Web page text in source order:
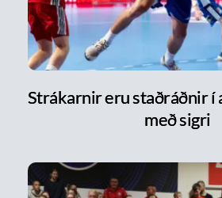
Strákarnir eru staðráðnir í
með sigri